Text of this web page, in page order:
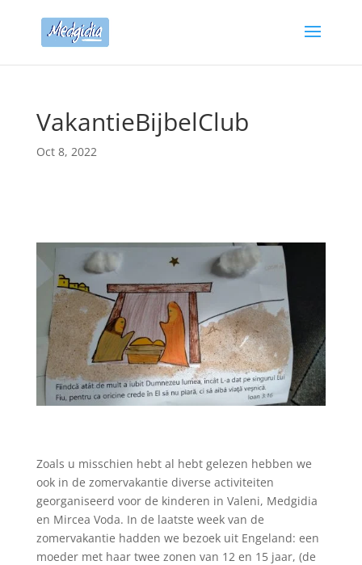
VakantieBijbelClub
Oct 8, 2022
Zoals u misschien hebt al hebt gelezen hebben we
ook in de zomervakantie diverse activiteiten
georganiseerd voor de kinderen in Valeni, Medgidia
en Mircea Voda. In de laatste week van de
zomervakantie hadden we bezoek uit Engeland: een
moeder met haar twee zonen van 12 en 15 jaar, (de